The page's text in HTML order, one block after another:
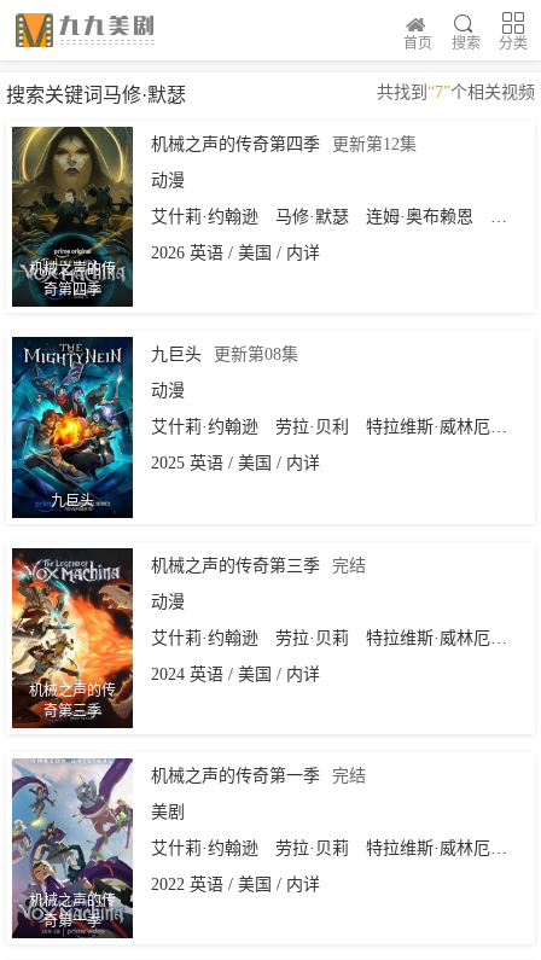
分类
搜索
首页
搜索关键词马修·默瑟 共找到 “7”个相关视频
机械之声的传
奇第四季
机械之声的传奇第四季
更新第12集
动漫
艾什莉·约翰逊
马修·默瑟 连姆·奥布赖恩
特拉
2026 英语 / 美国 / 内详
九巨头
九巨头
更新第08集
动漫
艾什莉·约翰逊
劳拉·贝利 特拉维斯·威林厄姆
2025 英语 / 美国 / 内详
机械之声的传
奇第三季
机械之声的传奇第三季
完结
动漫
艾什莉·约翰逊
劳拉·贝莉 特拉维斯·威林厄姆
2024 英语 / 美国 / 内详
机械之声的传
奇第一季
机械之声的传奇第一季
完结
美剧
艾什莉·约翰逊
劳拉·贝莉 特拉维斯·威林厄姆
2022 英语 / 美国 / 内详